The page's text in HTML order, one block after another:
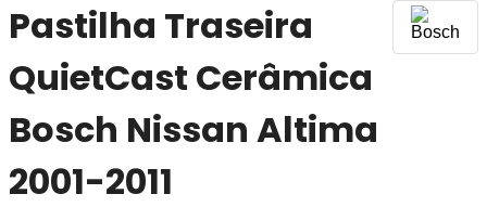
Pastilha Traseira
QuietCast Cerâmica
Bosch Nissan Altima
2001-2011